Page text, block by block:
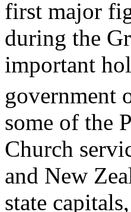
first major
during the
important
government
some of the
Church
and New
state